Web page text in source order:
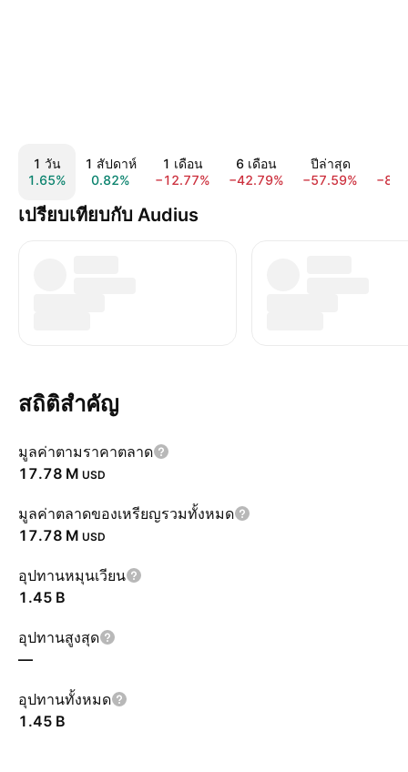
1 วัน
1.65%
1 สัปดาห์
0.82%
1 เดือน
−12.77%
6 เดือน
−42.79%
ปีล่าสุด
−57.59%
เปรียบเทียบกับ Audius
สถิติสำคัญ
มูลค่าตามราคาตลาด
‪17.78 M‬ USD
มูลค่าตลาดของเหรียญรวมทั้งหมด
‪17.78 M‬ USD
อุปทานหมุนเวียน
‪1.45 B‬
อุปทานสูงสุด
—
อุปทานทั้งหมด
‪1.45 B‬